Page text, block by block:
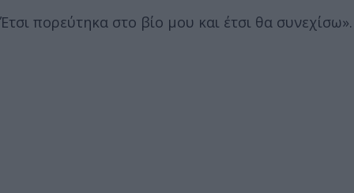
Έτσι πορεύτηκα στο βίο μου και έτσι θα συνεχίσω».